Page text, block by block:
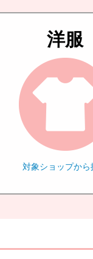
洋服
対象ショップから